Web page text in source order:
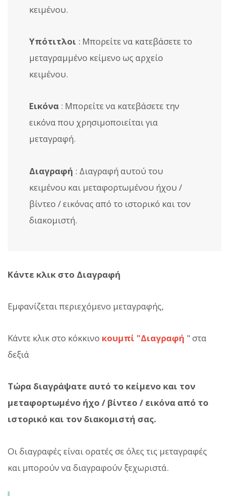
κειμένου.
Υπότιτλοι : Μπορείτε να κατεβάσετε το
μεταγραμμένο κείμενο ως αρχείο
κειμένου.
Εικόνα : Μπορείτε να κατεβάσετε την
εικόνα που χρησιμοποιείται για
μεταγραφή.
Διαγραφή : Διαγραφή αυτού του
κειμένου και μεταφορτωμένου ήχου /
βίντεο / εικόνας από το ιστορικό και τον
διακομιστή.
Κάντε κλικ στο Διαγραφή
Εμφανίζεται περιεχόμενο μεταγραφής,
Κάντε κλικ στο κόκκινο κουμπί "Διαγραφή " στα
δεξιά
Τώρα διαγράψατε αυτό το κείμενο και τον
μεταφορτωμένο ήχο / βίντεο / εικόνα από το
ιστορικό και τον διακομιστή σας.
Οι διαγραφές είναι ορατές σε όλες τις μεταγραφές
και μπορούν να διαγραφούν ξεχωριστά.